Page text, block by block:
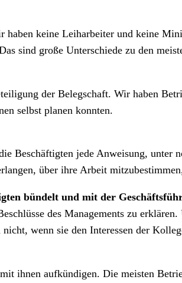
keine Leiharbeiter und keine
sind große Unterschiede zu den
der Belegschaft. Wir haben
selbst planen konnten.
Beschäftigten jede Anweisung, unter
über ihre Arbeit
bündelt und mit der
des Managements zu
wenn sie den Interessen der
ihnen aufkündigen. Die meisten